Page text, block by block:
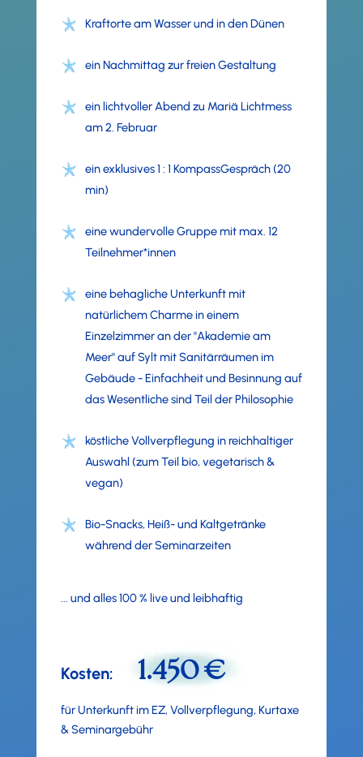
Kraftorte am Wasser und in den Dünen
ein Nachmittag zur freien Gestaltung
ein lichtvoller Abend zu Mariä Lichtmess
am 2. Februar
ein exklusives 1 : 1 KompassGespräch (20
min)
eine wundervolle Gruppe mit max. 12
Teilnehmer*innen
eine behagliche Unterkunft mit
natürlichem Charme in einem
Einzelzimmer an der "Akademie am
Meer" auf Sylt mit Sanitärräumen im
Gebäude - Einfachheit und Besinnung auf
das Wesentliche sind Teil der Philosophie
köstliche Vollverpflegung in reichhaltiger
Auswahl (zum Teil bio, vegetarisch &
vegan)
Bio-Snacks, Heiß- und Kaltgetränke
während der Seminarzeiten
... und alles 100 % live und leibhaftig
Kosten: 1.450 €
für Unterkunft im EZ, Vollverpflegung, Kurtaxe
& Seminargebühr